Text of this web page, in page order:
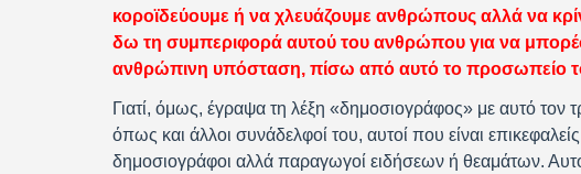
κοροϊδεύουμε ή να χλευάζουμε ανθρώπους αλλά να
δω τη συμπεριφορά αυτού του ανθρώπου για να
ανθρώπινη υπόσταση, πίσω από αυτό το προσωπείο
Γιατί, όμως, έγραψα τη λέξη «δημοσιογράφος» με αυτό
όπως και άλλοι συνάδελφοί του, αυτοί που είναι
δημοσιογράφοι αλλά παραγωγοί ειδήσεων ή θεαμάτων.